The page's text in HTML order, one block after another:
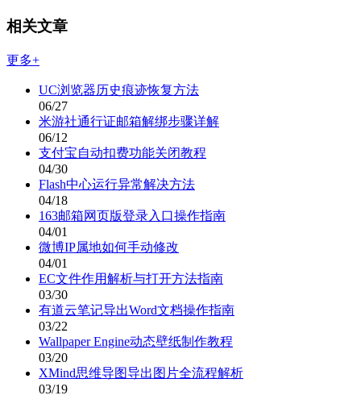
相关文章
更多+
UC浏览器历史痕迹恢复方法
06/27
米游社通行证邮箱解绑步骤详解
06/12
支付宝自动扣费功能关闭教程
04/30
Flash中心运行异常解决方法
04/18
163邮箱网页版登录入口操作指南
04/01
微博IP属地如何手动修改
04/01
EC文件作用解析与打开方法指南
03/30
有道云笔记导出Word文档操作指南
03/22
Wallpaper Engine动态壁纸制作教程
03/20
XMind思维导图导出图片全流程解析
03/19